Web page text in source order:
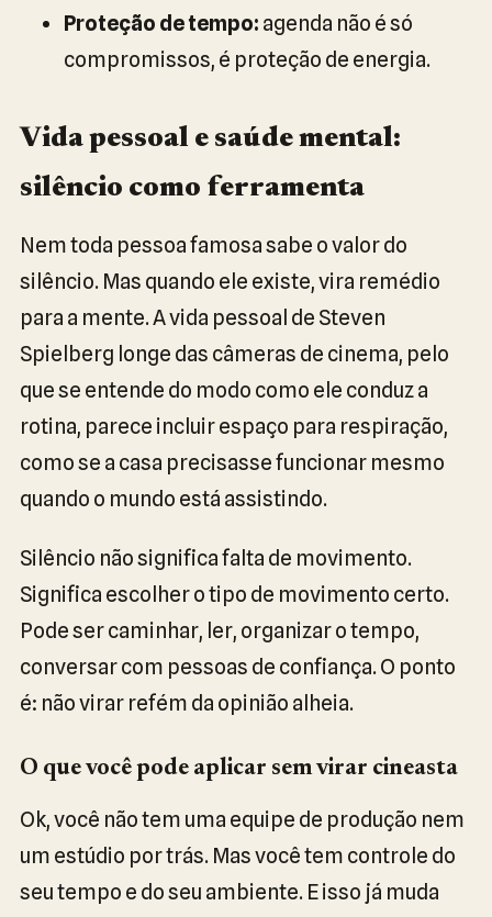
Proteção de tempo: agenda não é só
compromissos, é proteção de energia.
Vida pessoal e saúde mental:
silêncio como ferramenta
Nem toda pessoa famosa sabe o valor do
silêncio. Mas quando ele existe, vira remédio
para a mente. A vida pessoal de Steven
Spielberg longe das câmeras de cinema, pelo
que se entende do modo como ele conduz a
rotina, parece incluir espaço para respiração,
como se a casa precisasse funcionar mesmo
quando o mundo está assistindo.
Silêncio não significa falta de movimento.
Significa escolher o tipo de movimento certo.
Pode ser caminhar, ler, organizar o tempo,
conversar com pessoas de confiança. O ponto
é: não virar refém da opinião alheia.
O que você pode aplicar sem virar cineasta
Ok, você não tem uma equipe de produção nem
um estúdio por trás. Mas você tem controle do
seu tempo e do seu ambiente. E isso já muda